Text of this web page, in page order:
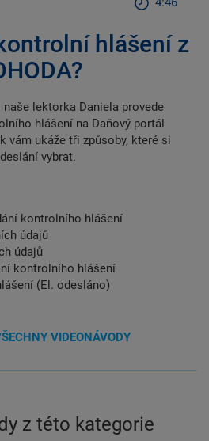
hlášení z
lektorka Daniela provede
hlášení na Daňový portál
vám ukáže tři způsoby, které si
vybrat.
kontrolního hlášení
údajů
údajů
kontrolního hlášení
(El. odesláno)
VIDEONÁVODY
z této kategorie